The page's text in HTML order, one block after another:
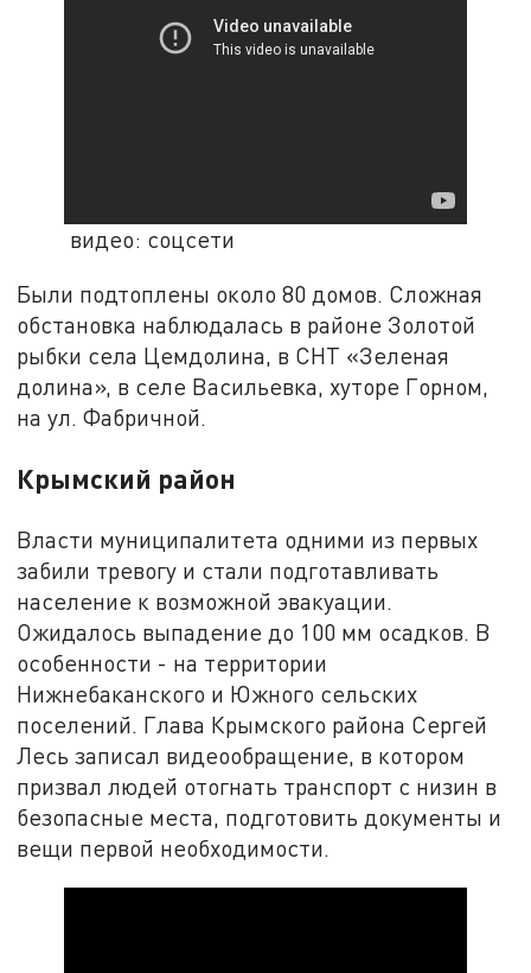
видео: соцсети
Были подтоплены около 80 домов. Сложная
обстановка наблюдалась в районе Золотой
рыбки села Цемдолина, в СНТ «Зеленая
долина», в селе Васильевка, хуторе Горном,
на ул. Фабричной.
Крымский район
Власти муниципалитета одними из первых
забили тревогу и стали подготавливать
население к возможной эвакуации.
Ожидалось выпадение до 100 мм осадков. В
особенности - на территории
Нижнебаканского и Южного сельских
поселений. Глава Крымского района Сергей
Лесь записал видеообращение, в котором
призвал людей отогнать транспорт с низин в
безопасные места, подготовить документы и
вещи первой необходимости.